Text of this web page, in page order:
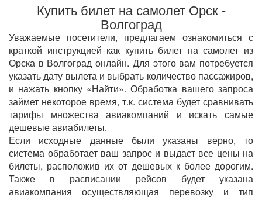
Купить билет на самолет Орск -
Волгоград
Уважаемые посетители, предлагаем ознакомиться с
краткой инструкцией как купить билет на самолет из
Орска в Волгоград онлайн. Для этого вам потребуется
указать дату вылета и выбрать количество пассажиров,
и нажать кнопку «Найти». Обработка вашего запроса
займет некоторое время, т.к. система будет сравнивать
тарифы множества авиакомпаний и искать самые
дешевые авиабилеты.
Если исходные данные были указаны верно, то
система обработает ваш запрос и выдаст все цены на
билеты, расположив их от дешевых к более дорогим.
Также в расписании рейсов будет указана
авиакомпания осуществляющая перевозку и тип